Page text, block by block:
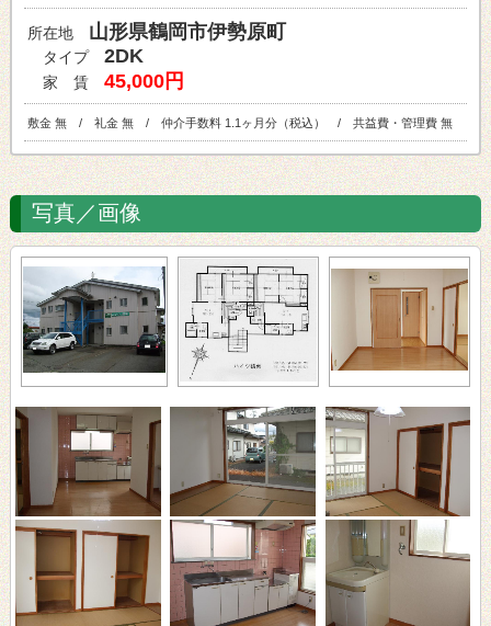
所在地 山形県鶴岡市伊勢原町
タイプ 2DK
家 賃 45,000円
敷金 無 / 礼金 無 / 仲介手数料 1.1ヶ月分（税込） / 共益費・管理費 無
写真／画像